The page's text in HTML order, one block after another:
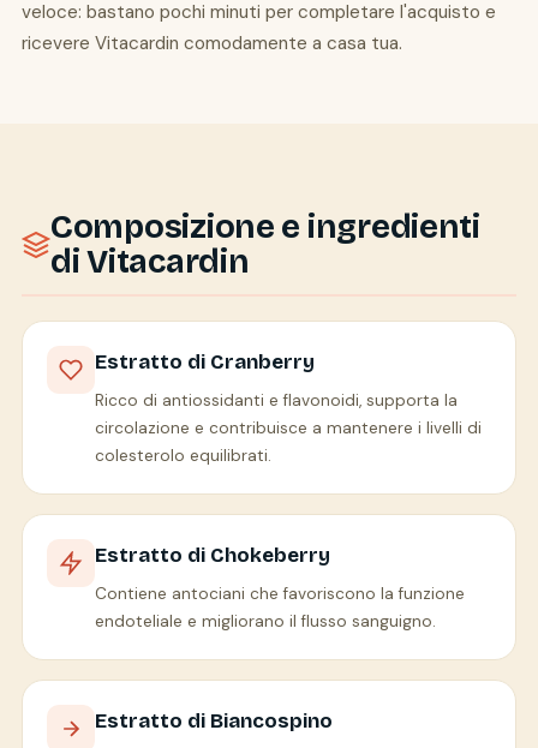
veloce: bastano pochi minuti per completare l'acquisto e
ricevere Vitacardin comodamente a casa tua.
Composizione e ingredienti
di Vitacardin
Estratto di Cranberry
Ricco di antiossidanti e flavonoidi, supporta la
circolazione e contribuisce a mantenere i livelli di
colesterolo equilibrati.
Estratto di Chokeberry
Contiene antociani che favoriscono la funzione
endoteliale e migliorano il flusso sanguigno.
Estratto di Biancospino